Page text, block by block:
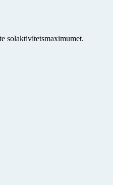
solaktivitetsmaximumet.